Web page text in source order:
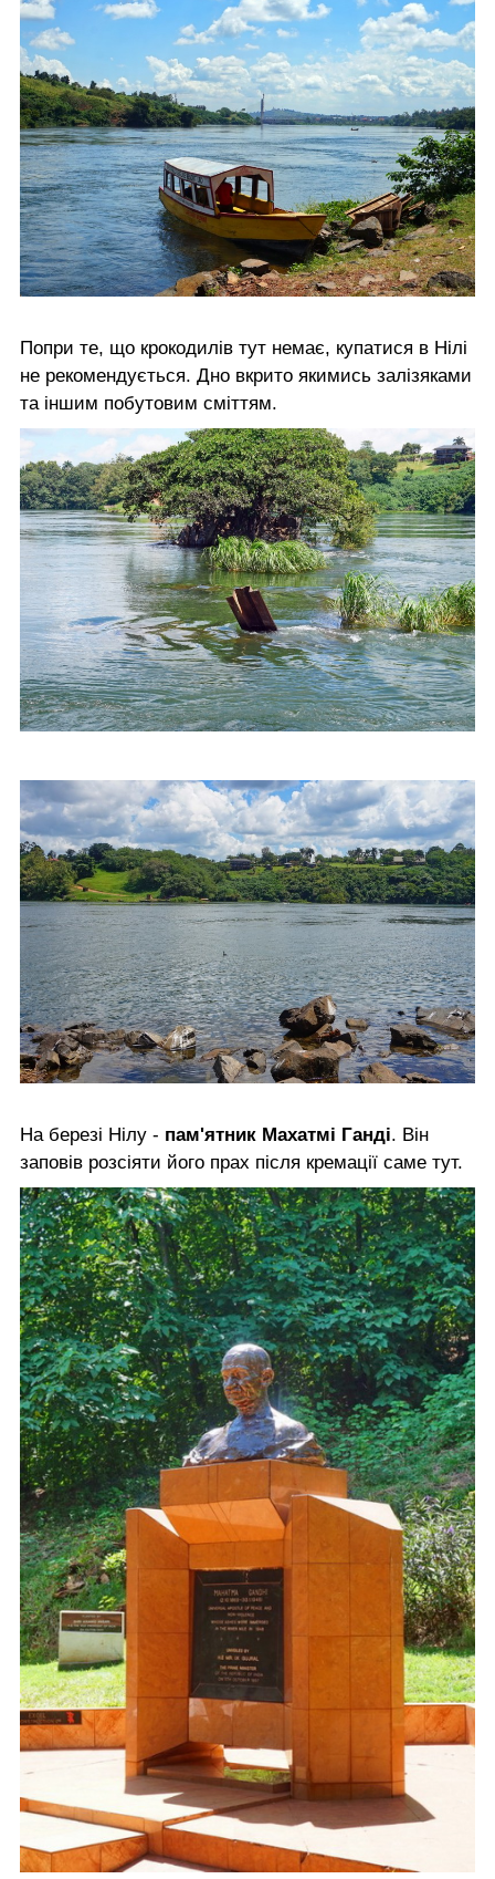
Попри те, що крокодилів тут немає, купатися в Нілі
не рекомендується. Дно вкрито якимись залізяками
та іншим побутовим сміттям.
На березі Нілу - пам'ятник Махатмі Ганді. Він
заповів розсіяти його прах після кремації саме тут.